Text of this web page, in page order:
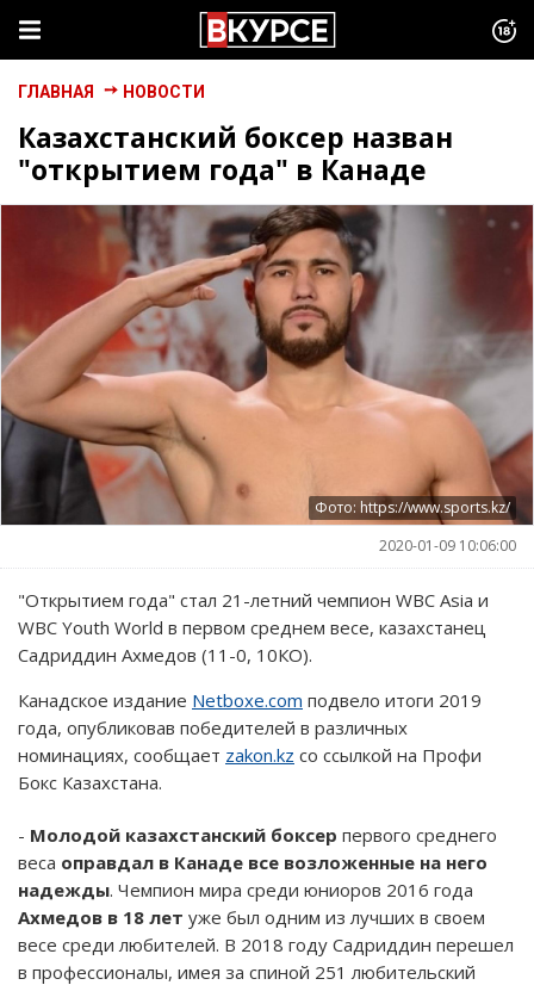
ГЛАВНАЯ НОВОСТИ
Казахстанский боксер назван
"открытием года" в Канаде
Фото: https://www.sports.kz/
2020-01-09 10:06:00
"Открытием года" стал 21-летний чемпион WBC Asia и
WBC Youth World в первом среднем весе, казахстанец
Садриддин Ахмедов (11-0, 10КО).
Канадское издание Netboxe.com подвело итоги 2019
года, опубликовав победителей в различных
номинациях, сообщает zakon.kz со ссылкой на Профи
Бокс Казахстана.
- Молодой казахстанский боксер первого среднего
веса оправдал в Канаде все возложенные на него
надежды. Чемпион мира среди юниоров 2016 года
Ахмедов в 18 лет уже был одним из лучших в своем
весе среди любителей. В 2018 году Садриддин перешел
в профессионалы, имея за спиной 251 любительский